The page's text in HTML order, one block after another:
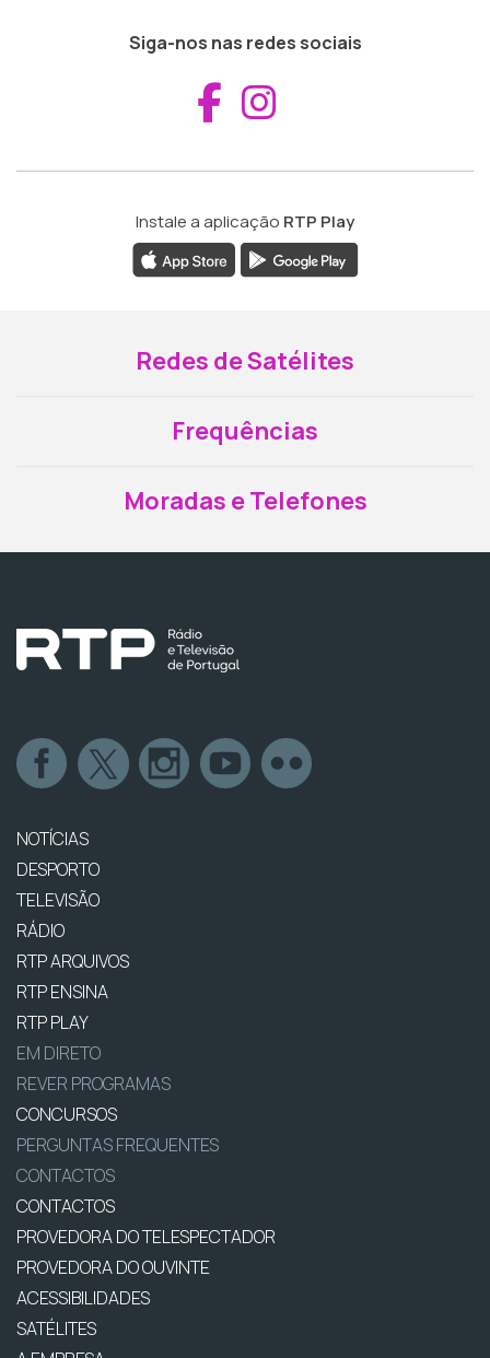
Siga-nos nas redes sociais
Aceder ao
Instale a aplicação RTP Play
Redes de Satélites
Frequências
Moradas e Telefones
NOTÍCIAS
DESPORTO
TELEVISÃO
RÁDIO
RTP ARQUIVOS
RTP ENSINA
RTP PLAY
EM DIRETO
REVER PROGRAMAS
CONCURSOS
PERGUNTAS FREQUENTES
CONTACTOS
CONTACTOS
PROVEDORA DO TELESPECTADOR
PROVEDORA DO OUVINTE
ACESSIBILIDADES
SATÉLITES